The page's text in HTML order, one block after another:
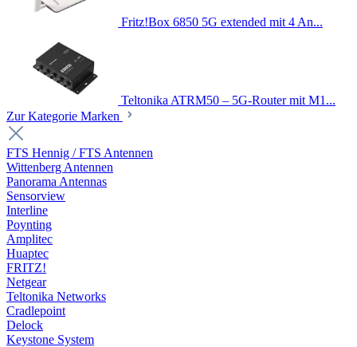
Fritz!Box 6850 5G extended mit 4 An...
Teltonika ATRM50 – 5G-Router mit M1...
Zur Kategorie Marken
FTS Hennig / FTS Antennen
Wittenberg Antennen
Panorama Antennas
Sensorview
Interline
Poynting
Amplitec
Huaptec
FRITZ!
Netgear
Teltonika Networks
Cradlepoint
Delock
Keystone System